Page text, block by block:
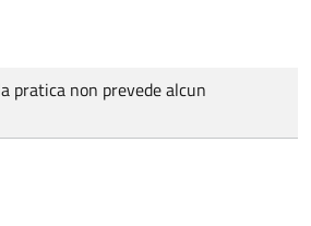
pratica non prevede alcun